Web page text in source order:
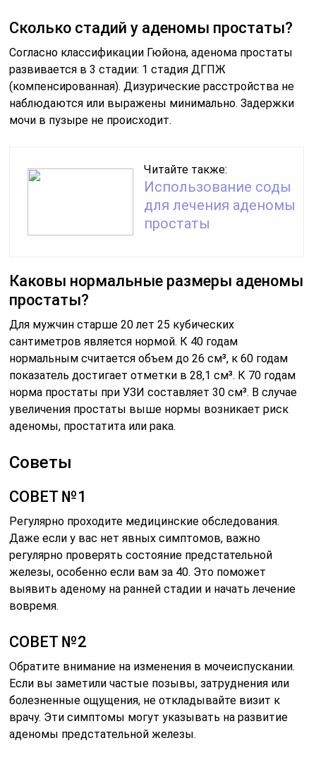
Сколько стадий у аденомы простаты?
Согласно классификации Гюйона, аденома простаты
развивается в 3 стадии: 1 стадия ДГПЖ
(компенсированная). Дизурические расстройства не
наблюдаются или выражены минимально. Задержки
мочи в пузыре не происходит.
Читайте также:
Использование соды
для лечения аденомы
простаты
Каковы нормальные размеры аденомы
простаты?
Для мужчин старше 20 лет 25 кубических
сантиметров является нормой. К 40 годам
нормальным считается объем до 26 см³, к 60 годам
показатель достигает отметки в 28,1 см³. К 70 годам
норма простаты при УЗИ составляет 30 см³. В случае
увеличения простаты выше нормы возникает риск
аденомы, простатита или рака.
Советы
СОВЕТ №1
Регулярно проходите медицинские обследования.
Даже если у вас нет явных симптомов, важно
регулярно проверять состояние предстательной
железы, особенно если вам за 40. Это поможет
выявить аденому на ранней стадии и начать лечение
вовремя.
СОВЕТ №2
Обратите внимание на изменения в мочеиспускании.
Если вы заметили частые позывы, затруднения или
болезненные ощущения, не откладывайте визит к
врачу. Эти симптомы могут указывать на развитие
аденомы предстательной железы.